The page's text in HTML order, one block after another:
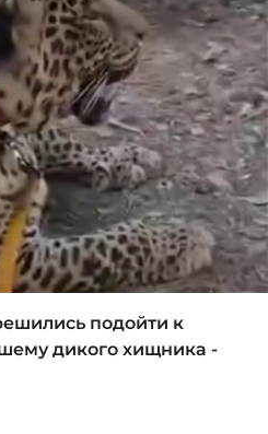
подойти к
дикого хищника -